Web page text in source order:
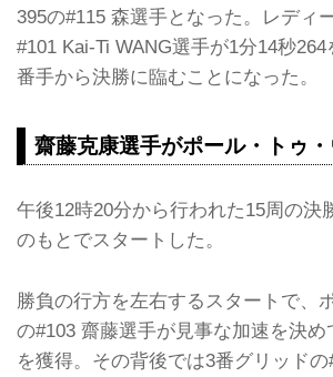
395の#115 森選手となった。レディ
#101 Kai-Ti WANG選手が1分14秒
番手から決勝に臨むことになった。
齋藤克康選手がポール・トゥ
午後12時20分から行われた15周の決
のもとでスタートした。
勝負の行方を左右するスタートで、
の#103 齋藤選手が見事な加速を決め
を獲得。その背後では3番グリッド